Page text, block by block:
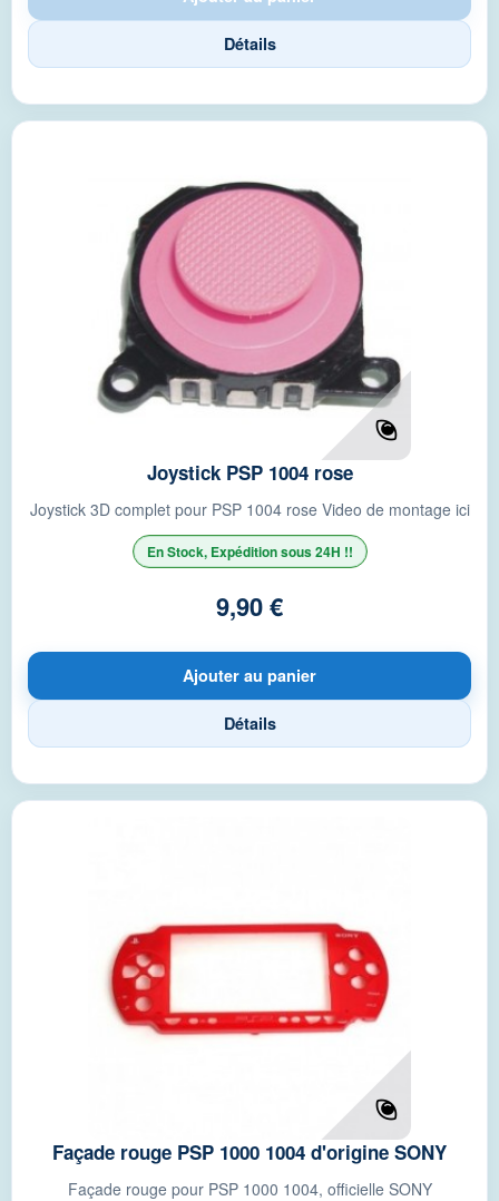
Détails
Joystick PSP 1004 rose
Joystick 3D complet pour PSP 1004 rose Video de montage ici
En Stock, Expédition sous 24H !!
9,90 €
Ajouter au panier
Détails
Façade rouge PSP 1000 1004 d'origine SONY
Façade rouge pour PSP 1000 1004, officielle SONY